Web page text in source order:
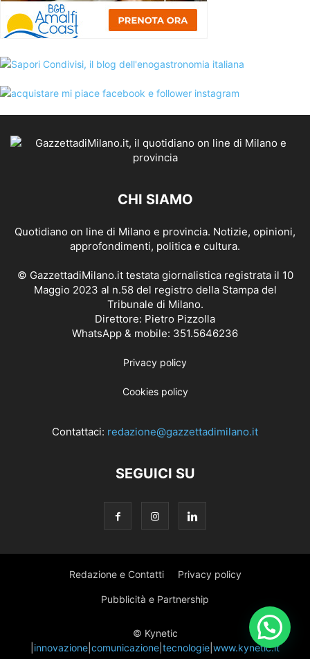
CHI SIAMO
Quotidiano on line di Milano e provincia. Notizie, opinioni,
approfondimenti, politica e cultura.
© GazzettadiMilano.it testata giornalistica registrata il 10
Maggio 2023 al n.58 del registro della Stampa del
Tribunale di Milano.
Direttore: Pietro Pizzolla
WhatsApp & mobile: 351.5646236
Privacy policy
Cookies policy
Contattaci: redazione@gazzettadimilano.it
SEGUICI SU
Redazione e Contatti Privacy policy
Pubblicità e Partnership
© Kynetic
innovazione comunicazione tecnologie www.kynetic.it